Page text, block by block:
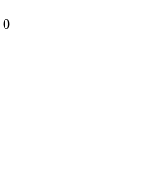
0